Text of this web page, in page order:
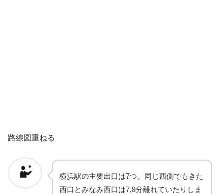
路線図重ねる
横浜駅の主要出口は7つ。同じ西側でもきた
西口とみなみ西口は7,8分離れていたりしま